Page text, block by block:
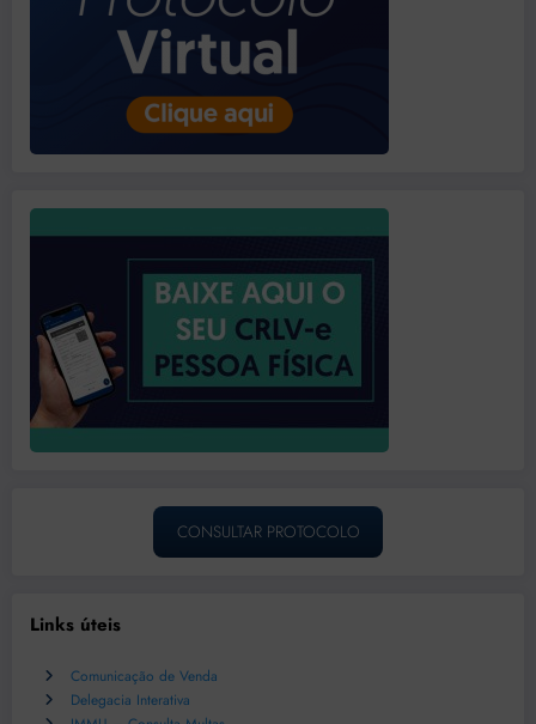
CONSULTAR PROTOCOLO
Links úteis
Comunicação de Venda
Delegacia Interativa